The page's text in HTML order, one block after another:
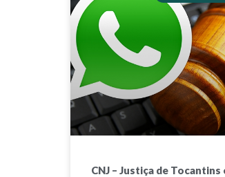
CNJ – Justiça de